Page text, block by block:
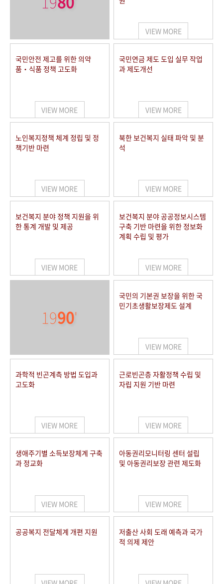
VIEW MORE
국민안전 제고를 위한 의약
품‧식품 정책 고도화
VIEW MORE
국민연금 제도 도입 실무 작업
과 제도개선
VIEW MORE
노인복지정책 체계 정립 및 정
책기반 마련
VIEW MORE
북한 보건복지 실태 파악 및 분
석
VIEW MORE
보건복지 분야 정책 지원을 위
한 통계 개발 및 제공
VIEW MORE
보건복지 분야 공공정보시스템
구축 기반 마련을 위한 정보화
계획 수립 및 평가
VIEW MORE
1990'
국민의 기본권 보장을 위한 국
민기초생활보장제도 설계
VIEW MORE
과학적 빈곤계측 방법 도입과
고도화
VIEW MORE
근로빈곤층 자활정책 수립 및
자립 지원 기반 마련
VIEW MORE
생애주기별 소득보장체계 구축
과 정교화
VIEW MORE
아동권리모니터링 센터 설립
및 아동권리보장 관련 제도화
VIEW MORE
공공복지 전달체계 개편 지원
저출산 사회 도래 예측과 국가
적 의제 제안